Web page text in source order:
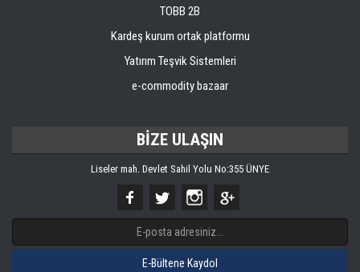
TOBB 2B
Kardeş kurum ortak platformu
Yatırım Teşvik Sistemleri
e-commodity bazaar
BİZE ULAŞIN
Liseler mah. Devlet Sahil Yolu No:355 ÜNYE